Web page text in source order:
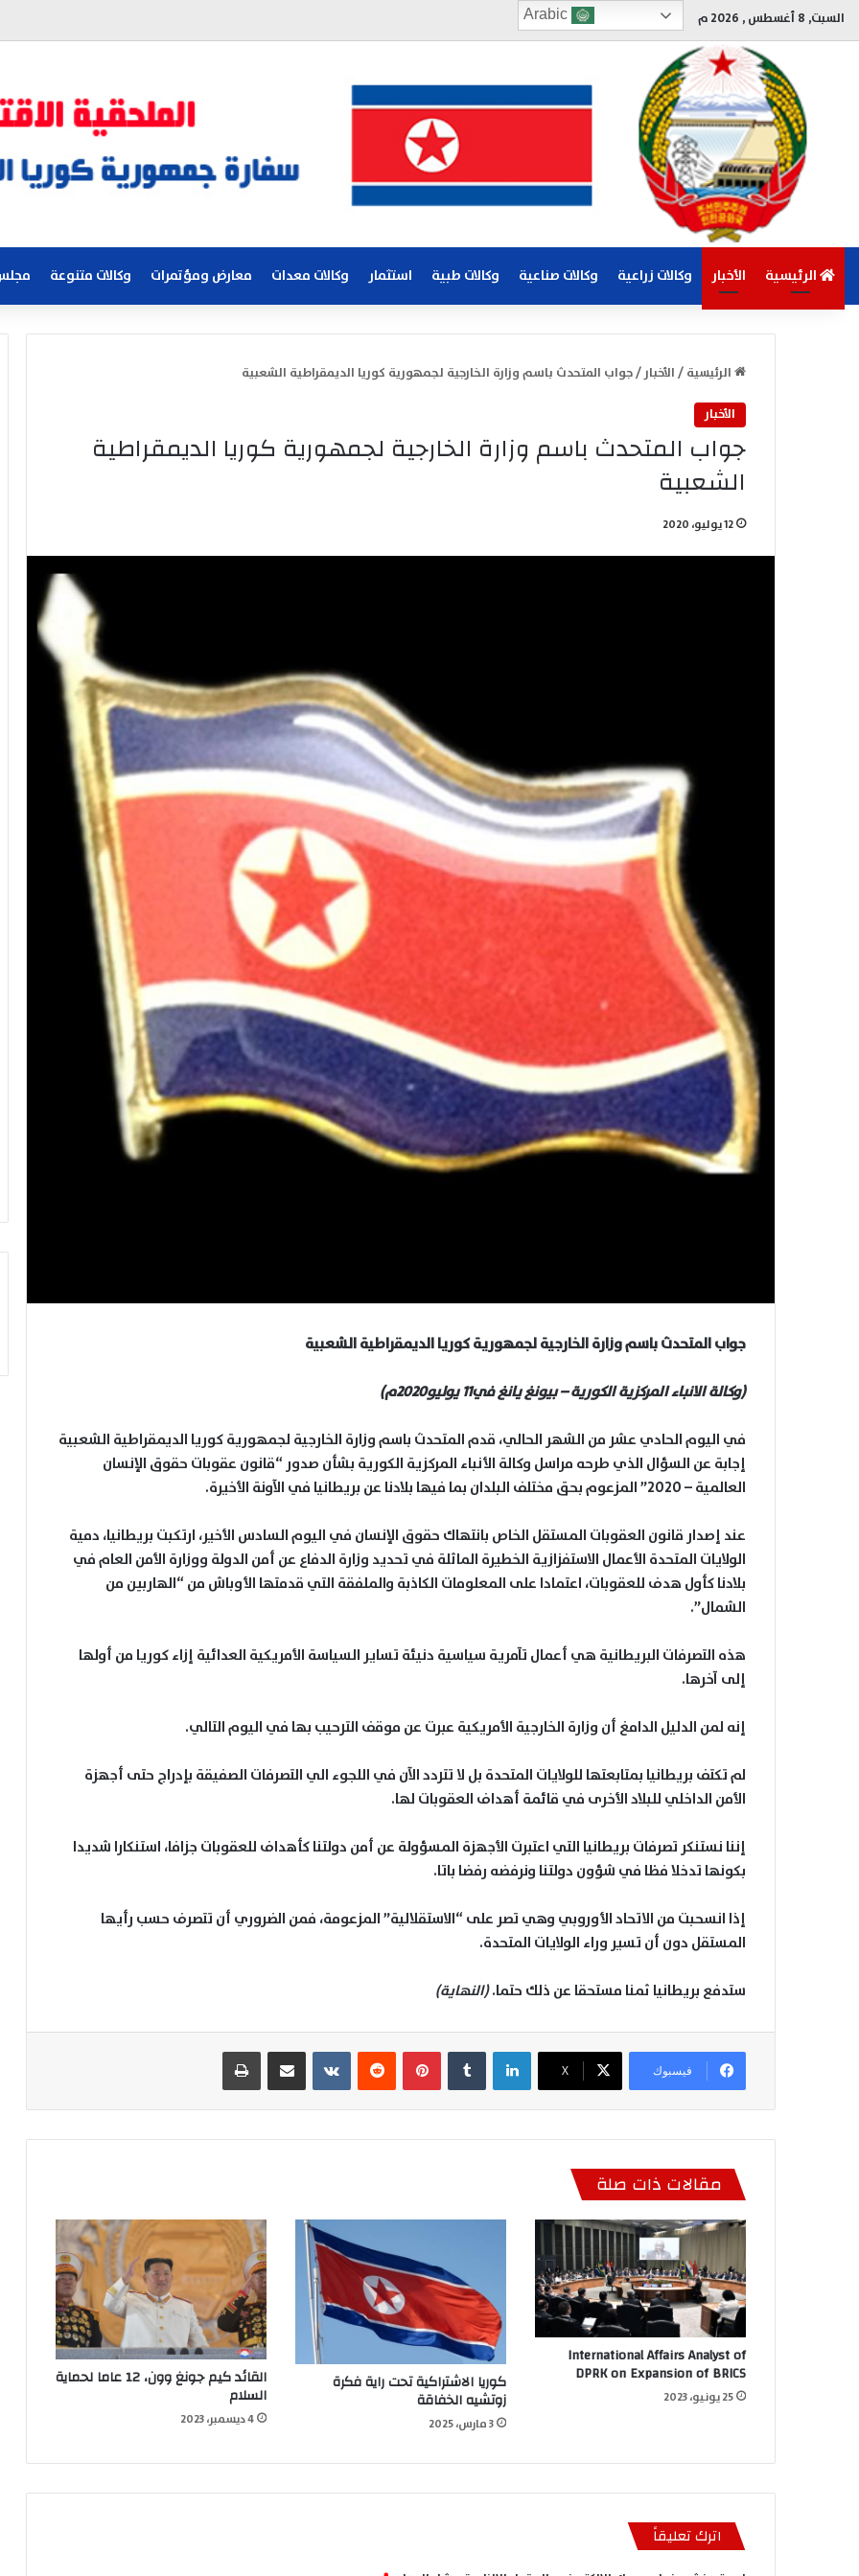
السبت, 8 أغسطس , 2026 م
الرئيسية الأخبار وكالات زراعية وكالات صناعية وكالات طبية استثمار وكالات معدات معارض ومؤتمرات وكالات متنوعة
الرئيسية/الأخبار/جواب المتحدث باسم وزارة الخارجية لجمهورية كوريا الديمقراطية الشعبية
الأخبار
جواب المتحدث باسم وزارة الخارجية لجمهورية كوريا الديمقراطية
الشعبية
12 يوليو، 2020
جواب المتحدث باسم وزارة الخارجية لجمهورية كوريا الديمقراطية الشعبية
(وكالة الانباء المركزية الكورية – بيونغ يانغ في11 يوليو2020م)
في اليوم الحادي عشر من الشهر الحالي، قدم المتحدث باسم وزارة الخارجية لجمهورية كوريا الديمقراطية الشعبية
إجابة عن السؤال الذي طرحه مراسل وكالة الأنباء المركزية الكورية بشأن صدور “قانون عقوبات حقوق الإنسان
العالمية – 2020” المزعوم بحق مختلف البلدان بما فيها بلادنا عن بريطانيا في الآونة الأخيرة.
عند إصدار قانون العقوبات المستقل الخاص بانتهاك حقوق الإنسان في اليوم السادس الأخير، ارتكبت بريطانيا، دمية
الولايات المتحدة الأعمال الاستفزازية الخطيرة الماثلة في تحديد وزارة الدفاع عن أمن الدولة ووزارة الأمن العام في
بلادنا كأول هدف للعقوبات، اعتمادا على المعلومات الكاذبة والملفقة التي قدمتها الأوباش من “الهاربين من
الشمال”.
هذه التصرفات البريطانية هي أعمال تآمرية سياسية دنيئة تساير السياسة الأمريكية العدائية إزاء كوريا من أولها
إلى آخرها.
إنه لمن الدليل الدامغ أن وزارة الخارجية الأمريكية عبرت عن موقف الترحيب بها في اليوم التالي.
لم تكتف بريطانيا بمتابعتها للولايات المتحدة بل لا تتردد الآن في اللجوء الي التصرفات الصفيقة بإدراج حتى أجهزة
الأمن الداخلي للبلاد الأخرى في قائمة أهداف العقوبات لها.
إننا نستنكر تصرفات بريطانيا التي اعتبرت الأجهزة المسؤولة عن أمن دولتنا كأهداف للعقوبات جزافا، استنكارا شديدا
بكونها تدخلا فظا في شؤون دولتنا ونرفضه رفضا باتا.
إذا انسحبت من الاتحاد الأوروبي وهي تصر على “الاستقلالية” المزعومة، فمن الضروري أن تتصرف حسب رأيها
المستقل دون أن تسير وراء الولايات المتحدة.
ستدفع بريطانيا ثمنا مستحقا عن ذلك حتما.(النهاية)
فيسبوك ‫X
لينكدإن بينتيريست مشاركة عبر البريد طباعة
مقالات ذات صلة
International Affairs Analyst of
DPRK on Expansion of BRICS
25 يونيو، 2023
كوريا الاشتراكية تحت راية فكرة
زوتشيه الخفاقة
3 مارس، 2025
القائد كيم جونغ وون، 12 عاما لحماية
السلام
4 ديسمبر، 2023
اترك تعليقاً